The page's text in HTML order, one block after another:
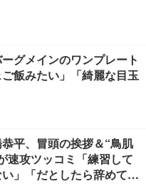
グメインのワンプレート
飯みたい」「綺麗な目玉
平、冒頭の挨拶＆“鳥肌
速攻ツッコミ「練習して
」「だとしたら辞めてく